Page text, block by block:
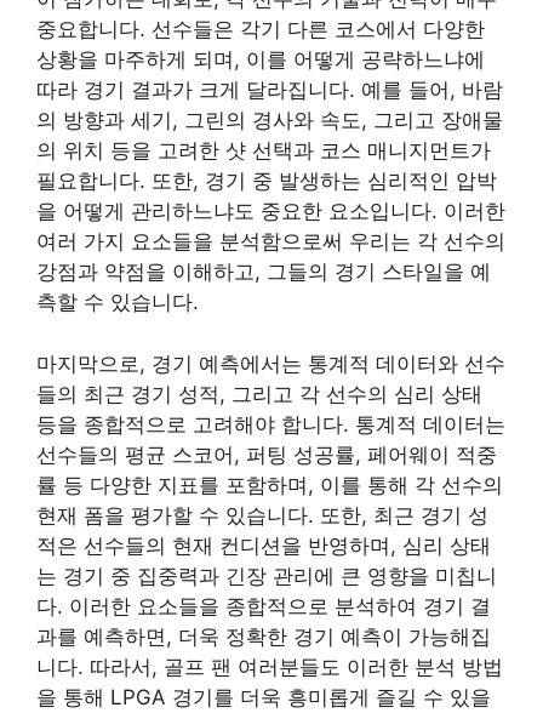
중요합니다. 선수들은 각기 다른 코스에서 다양한
상황을 마주하게 되며, 이를 어떻게 공략하느냐에
따라 경기 결과가 크게 달라집니다. 예를 들어, 바람
의 방향과 세기, 그린의 경사와 속도, 그리고 장애물
의 위치 등을 고려한 샷 선택과 코스 매니지먼트가
필요합니다. 또한, 경기 중 발생하는 심리적인 압박
을 어떻게 관리하느냐도 중요한 요소입니다. 이러한
여러 가지 요소들을 분석함으로써 우리는 각 선수의
강점과 약점을 이해하고, 그들의 경기 스타일을 예
측할 수 있습니다.
마지막으로, 경기 예측에서는 통계적 데이터와 선수
들의 최근 경기 성적, 그리고 각 선수의 심리 상태
등을 종합적으로 고려해야 합니다. 통계적 데이터는
선수들의 평균 스코어, 퍼팅 성공률, 페어웨이 적중
률 등 다양한 지표를 포함하며, 이를 통해 각 선수의
현재 폼을 평가할 수 있습니다. 또한, 최근 경기 성
적은 선수들의 현재 컨디션을 반영하며, 심리 상태
는 경기 중 집중력과 긴장 관리에 큰 영향을 미칩니
다. 이러한 요소들을 종합적으로 분석하여 경기 결
과를 예측하면, 더욱 정확한 경기 예측이 가능해집
니다. 따라서, 골프 팬 여러분들도 이러한 분석 방법
을 통해 LPGA 경기를 더욱 흥미롭게 즐길 수 있을